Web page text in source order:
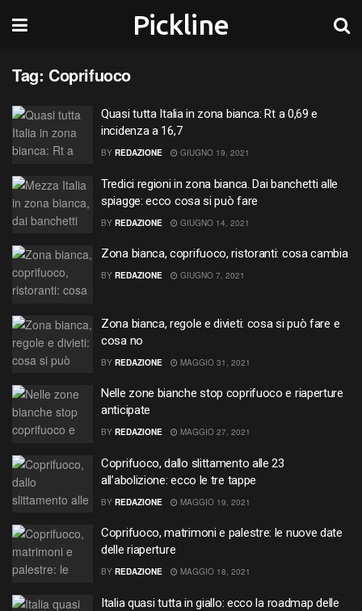
Pickline
Tag: Coprifuoco
Quasi tutta Italia in zona bianca: Rt a 0,69 e
incidenza a 16,7
BY REDAZIONE GIUGNO 19, 2021
Tredici regioni in zona bianca. Dai banchetti alle
spiagge: ecco cosa si può fare
BY REDAZIONE GIUGNO 14, 2021
Zona bianca, coprifuoco, ristoranti: cosa cambia
BY REDAZIONE GIUGNO 7, 2021
Zona bianca, regole e divieti: cosa si può fare e
cosa no
BY REDAZIONE MAGGIO 31, 2021
Nelle zone bianche stop coprifuoco e riaperture
anticipate
BY REDAZIONE MAGGIO 27, 2021
Coprifuoco, dallo slittamento alle 23
all’abolizione: ecco le tre tappe
BY REDAZIONE MAGGIO 19, 2021
Coprifuoco, matrimoni e palestre: le nuove date
delle riaperture
BY REDAZIONE MAGGIO 18, 2021
Italia quasi tutta in giallo: ecco la roadmap delle